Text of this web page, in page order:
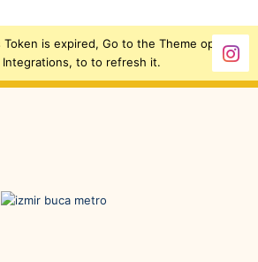
Token is expired, Go to the Theme options
Integrations, to to refresh it.